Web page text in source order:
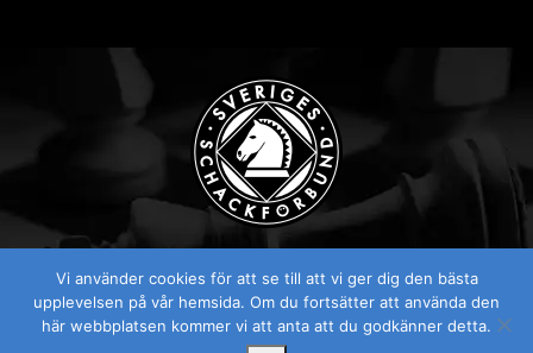
Vi använder cookies för att se till att vi ger dig den bästa
upplevelsen på vår hemsida. Om du fortsätter att använda den
här webbplatsen kommer vi att anta att du godkänner detta.